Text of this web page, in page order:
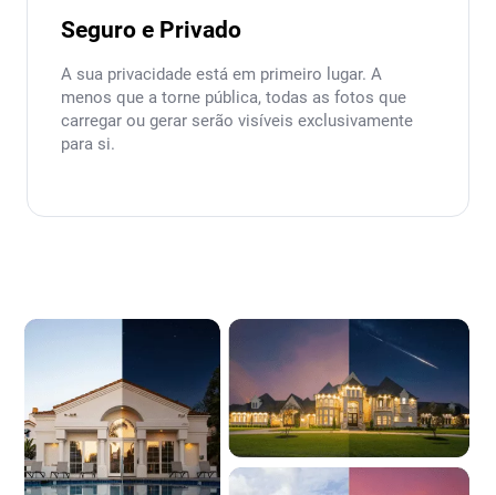
Seguro e Privado
A sua privacidade está em primeiro lugar. A
menos que a torne pública, todas as fotos que
carregar ou gerar serão visíveis exclusivamente
para si.